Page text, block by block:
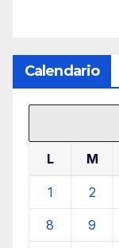
Calendario
L M
1 2
8 9